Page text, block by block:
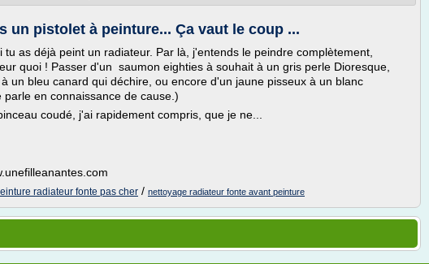
un pistolet à peinture... Ça vaut le coup ...
tu as déjà peint un radiateur. Par là, j'entends le peindre complètement,
quoi ! Passer d'un saumon eighties à souhait à un gris perle Dioresque,
un bleu canard qui déchire, ou encore d'un jaune pisseux à un blanc
parle en connaissance de cause.)
coudé, j'ai rapidement compris, que je ne...
radiateur fonte pas cher / nettoyage radiateur fonte avant peinture